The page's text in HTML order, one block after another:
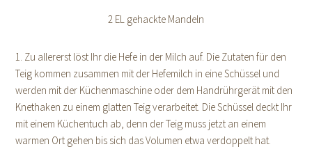
2 EL gehackte Mandeln
1. Zu allererst löst Ihr die Hefe in der Milch auf. Die Zutaten für den
Teig kommen zusammen mit der Hefemilch in eine Schüssel und
werden mit der Küchenmaschine oder dem Handrührgerät mit den
Knethaken zu einem glatten Teig verarbeitet. Die Schüssel deckt Ihr
mit einem Küchentuch ab, denn der Teig muss jetzt an einem
warmen Ort gehen bis sich das Volumen etwa verdoppelt hat.